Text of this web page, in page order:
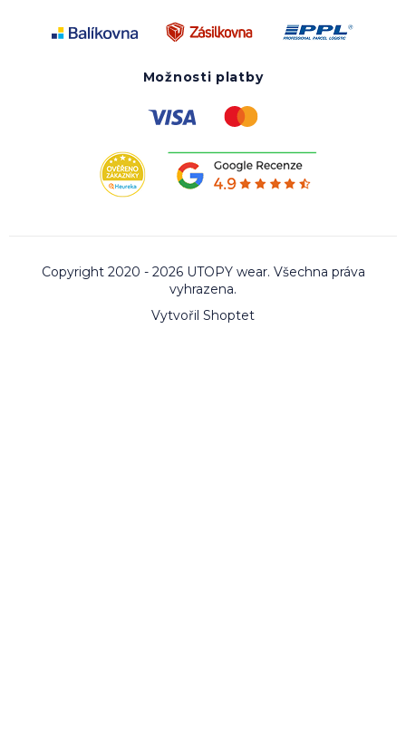
Možnosti platby
Vytvořil Shoptet
Copyright 2020 - 2026 UTOPY wear. Všechna práva
vyhrazena.